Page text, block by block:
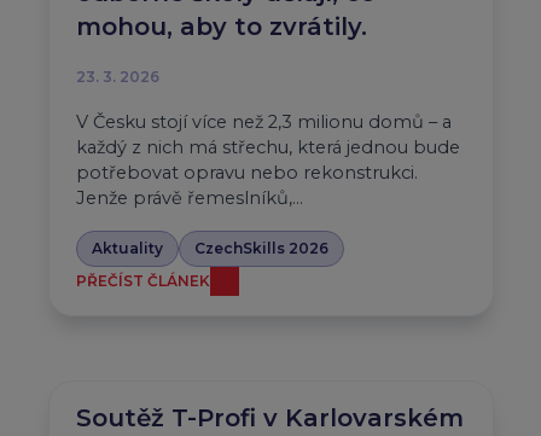
mohou, aby to zvrátily.
23. 3. 2026
V Česku stojí více než 2,3 milionu domů – a
každý z nich má střechu, která jednou bude
potřebovat opravu nebo rekonstrukci.
Jenže právě řemeslníků,…
Aktuality
CzechSkills 2026
PŘEČÍST ČLÁNEK
Soutěž T-Profi v Karlovarském